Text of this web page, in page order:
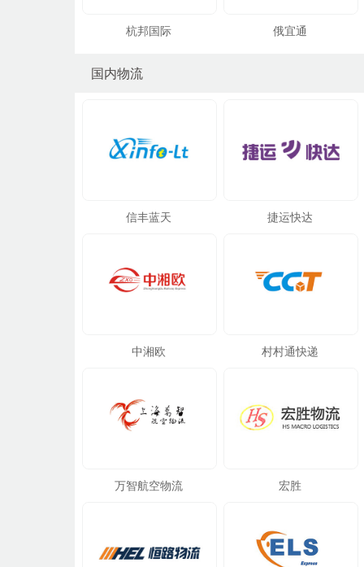
杭邦国际 俄宜通
国内物流
信丰蓝天 捷运快达
中湘欧 村村通快递
万智航空物流 宏胜